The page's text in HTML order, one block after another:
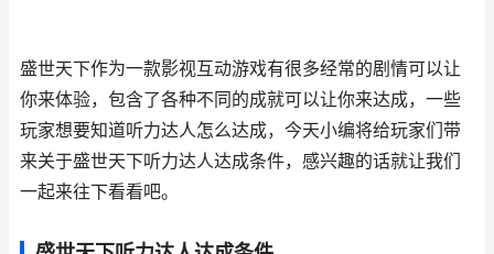
盛世天下作为一款影视互动游戏有很多经常的剧情可以让
你来体验，包含了各种不同的成就可以让你来达成，一些
玩家想要知道听力达人怎么达成，今天小编将给玩家们带
来关于盛世天下听力达人达成条件，感兴趣的话就让我们
一起来往下看看吧。